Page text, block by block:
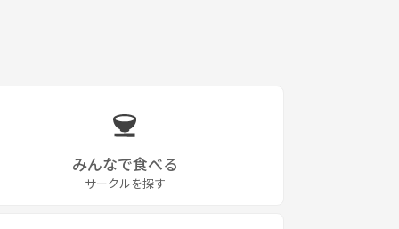
みんなで食べる
サークルを探す